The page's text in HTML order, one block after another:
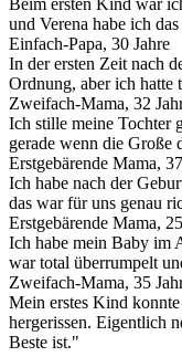
Beim ersten Kind war
und Verena habe ich
Einfach-Papa, 30 Jahre
In der ersten Zeit nach
Ordnung, aber ich hatte
Zweifach-Mama, 32
Ich stille meine Tochter
gerade wenn die Große
Erstgebärende Mama,
Ich habe nach der
das war für uns genau
Erstgebärende Mama,
Ich habe mein Baby im
war total überrumpelt
Zweifach-Mama, 35
Mein erstes Kind
hergerissen. Eigentlich
Beste ist."